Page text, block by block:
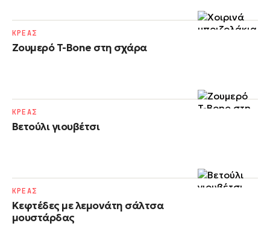
Ζουμερό T-Bone στη σχάρα
ΚΡΕΑΣ
Βετούλι γιουβέτσι
ΚΡΕΑΣ
Κεφτέδες με λεμονάτη σάλτσα
μουστάρδας
ΚΡΕΑΣ